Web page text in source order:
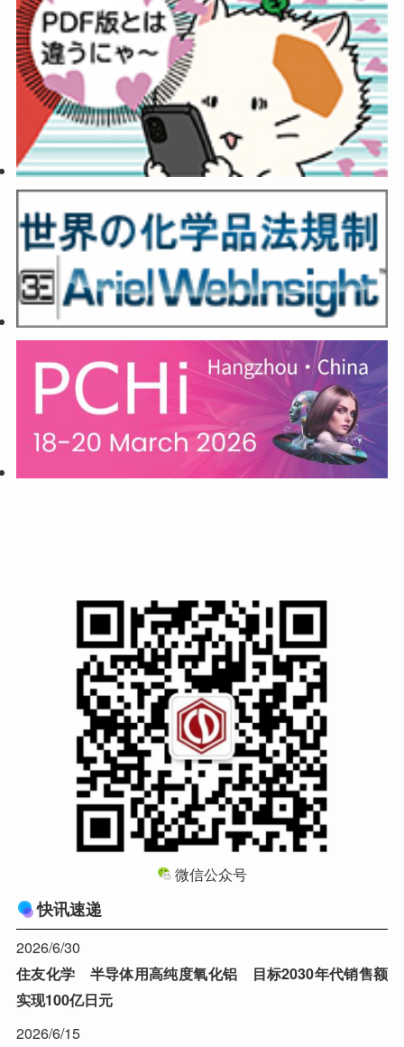
微信公众号
快讯速递
2026/6/30
住友化学 半导体用高纯度氧化铝 目标2030年代销售额
实现100亿日元
2026/6/15